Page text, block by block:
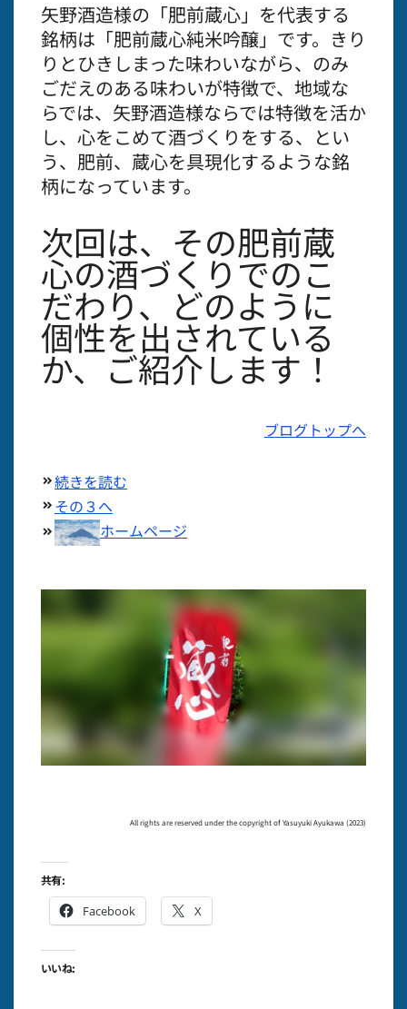
矢野酒造様の「肥前蔵心」を代表する
銘柄は「肥前蔵心純米吟醸」です。きり
りとひきしまった味わいながら、のみ
ごだえのある味わいが特徴で、地域な
らでは、矢野酒造様ならでは特徴を活か
し、心をこめて酒づくりをする、とい
う、肥前、蔵心を具現化するような銘
柄になっています。
次回は、その肥前蔵
心の酒づくりでのこ
だわり、どのように
個性を出されている
か、ご紹介します！
ブログトップへ
続きを読む
その３へ
ホームページ
All rights are reserved under the copyright of Yasuyuki Ayukawa (2023)
共有:
Facebook X
いいね: